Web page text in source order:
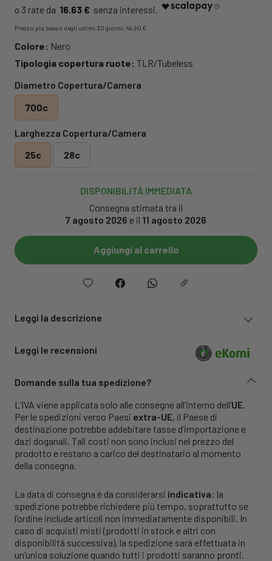
16.63 €
Prezzo più basso degli ultimi 30 giorni: 49,90 €
Colore: Nero
Tipologia copertura ruote: TLR/Tubeless
Diametro Copertura/Camera
700c
Larghezza Copertura/Camera
25c
28c
DISPONIBILITÀ IMMEDIATA
Consegna stimata tra il
7 agosto 2026 e il 11 agosto 2026
Aggiungi al carrello
Leggi la descrizione
Leggi le recensioni
Domande sulla tua spedizione?
L’IVA viene applicata solo alle consegne all’interno dell’UE.
Per le spedizioni verso Paesi extra-UE, il Paese di
destinazione potrebbe addebitare tasse d’importazione e
dazi doganali. Tali costi non sono inclusi nel prezzo del
prodotto e restano a carico del destinatario al momento
della consegna.
La data di consegna è da considerarsi indicativa: la
spedizione potrebbe richiedere più tempo, soprattutto se
l’ordine include articoli non immediatamente disponibili. In
caso di acquisti misti (prodotti in stock e altri con
disponibilità successiva), la spedizione sarà effettuata in
un’unica soluzione quando tutti i prodotti saranno pronti.